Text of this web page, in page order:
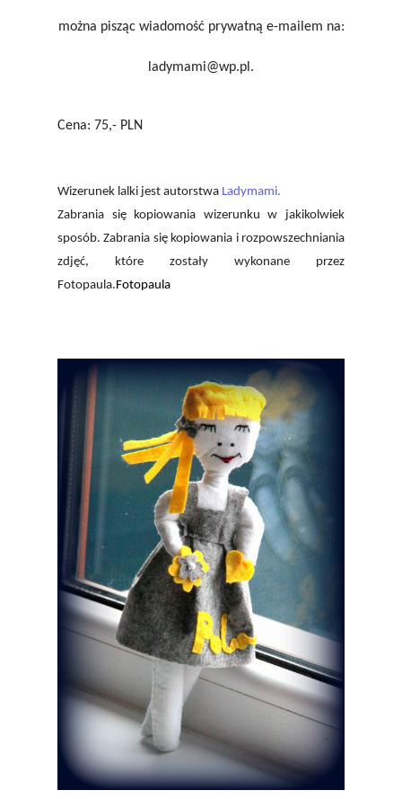
można pisząc wiadomość prywatną e-mailem na:
ladymami@wp.pl.
Cena: 75,- PLN
Wizerunek lalki jest autorstwa Ladymami.
Zabrania się kopiowania wizerunku w jakikolwiek
sposób. Zabrania się kopiowania i rozpowszechniania
zdjęć, które zostały wykonane przez
Fotopaula.Fotopaula